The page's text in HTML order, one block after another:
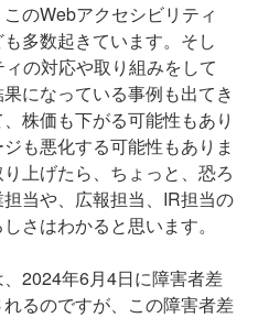
のWebアクセシビリティ
多数起きています。そし
の対応や取り組みをして
になっている事例も出てき
株価も下がる可能性もあり
も悪化する可能性もありま
上げたら、ちょっと、恐ろ
当や、広報担当、IR担当の
さはわかると思います。
2024年6月4日に障害者差
るのですが、この障害者差